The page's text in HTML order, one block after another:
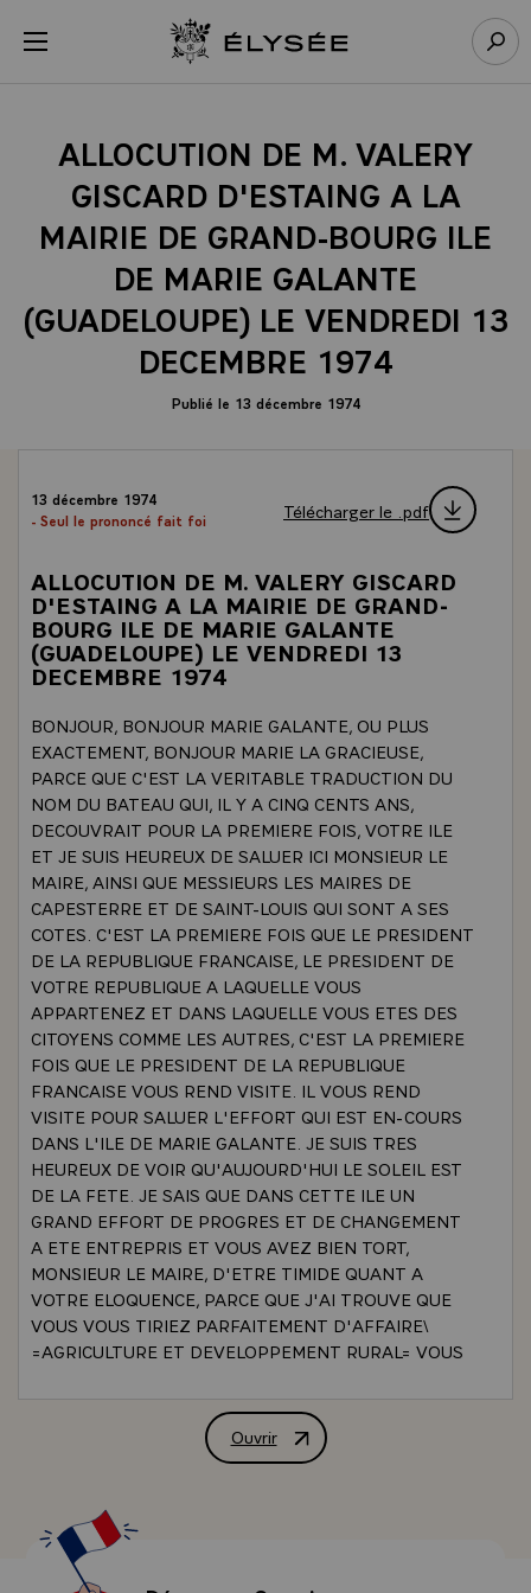
menu Retour à l’accueil Élysée
ALLOCUTION DE M. VALERY
GISCARD D'ESTAING A LA
MAIRIE DE GRAND-BOURG ILE
DE MARIE GALANTE
(GUADELOUPE) LE VENDREDI 13
DECEMBRE 1974
Publié le 13 décembre 1974
13 décembre 1974
- Seul le prononcé fait foi
Télécharger le .pdf
ALLOCUTION DE M. VALERY GISCARD
D'ESTAING A LA MAIRIE DE GRAND-
BOURG ILE DE MARIE GALANTE
(GUADELOUPE) LE VENDREDI 13
DECEMBRE 1974
BONJOUR, BONJOUR MARIE GALANTE, OU PLUS
EXACTEMENT, BONJOUR MARIE LA GRACIEUSE,
PARCE QUE C'EST LA VERITABLE TRADUCTION DU
NOM DU BATEAU QUI, IL Y A CINQ CENTS ANS,
DECOUVRAIT POUR LA PREMIERE FOIS, VOTRE ILE
ET JE SUIS HEUREUX DE SALUER ICI MONSIEUR LE
MAIRE, AINSI QUE MESSIEURS LES MAIRES DE
CAPESTERRE ET DE SAINT-LOUIS QUI SONT A SES
COTES. C'EST LA PREMIERE FOIS QUE LE PRESIDENT
DE LA REPUBLIQUE FRANCAISE, LE PRESIDENT DE
VOTRE REPUBLIQUE A LAQUELLE VOUS
APPARTENEZ ET DANS LAQUELLE VOUS ETES DES
CITOYENS COMME LES AUTRES, C'EST LA PREMIERE
FOIS QUE LE PRESIDENT DE LA REPUBLIQUE
FRANCAISE VOUS REND VISITE. IL VOUS REND
VISITE POUR SALUER L'EFFORT QUI EST EN-COURS
DANS L'ILE DE MARIE GALANTE. JE SUIS TRES
HEUREUX DE VOIR QU'AUJOURD'HUI LE SOLEIL EST
DE LA FETE. JE SAIS QUE DANS CETTE ILE UN
GRAND EFFORT DE PROGRES ET DE CHANGEMENT
A ETE ENTREPRIS ET VOUS AVEZ BIEN TORT,
MONSIEUR LE MAIRE, D'ETRE TIMIDE QUANT A
VOTRE ELOQUENCE, PARCE QUE J'AI TROUVE QUE
VOUS VOUS TIRIEZ PARFAITEMENT D'AFFAIRE\
=AGRICULTURE ET DEVELOPPEMENT RURAL= VOUS
L'AGRICULTURE DE L'ILE, UN EFFORT DE REFORME
FONCIERE A ETE ENTREPRIS ET REALISE QUI A
EXPLOITATIONS ET DE DONNER DAVANTAGE DE
RESPONSABILITES ET DE RESSOURCES A LA
POPULATION. VOUS M'AVEZ DIT AUSSI QUE LA
PRINCIPALE PRODUCTION DE L'ILE QUI EST LE
Ouvrir
ALLOCUTION DE M. VALERY
Panneau de gestion des cookies